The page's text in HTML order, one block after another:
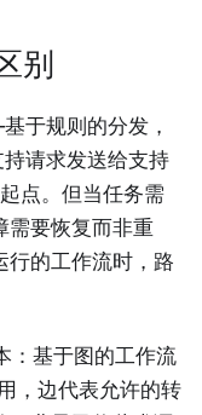
别
于规则的分发，
请求发送给支持
点。但当任务需
需要恢复而非重
行的工作流时，路
：基于图的工作流
，边代表允许的转